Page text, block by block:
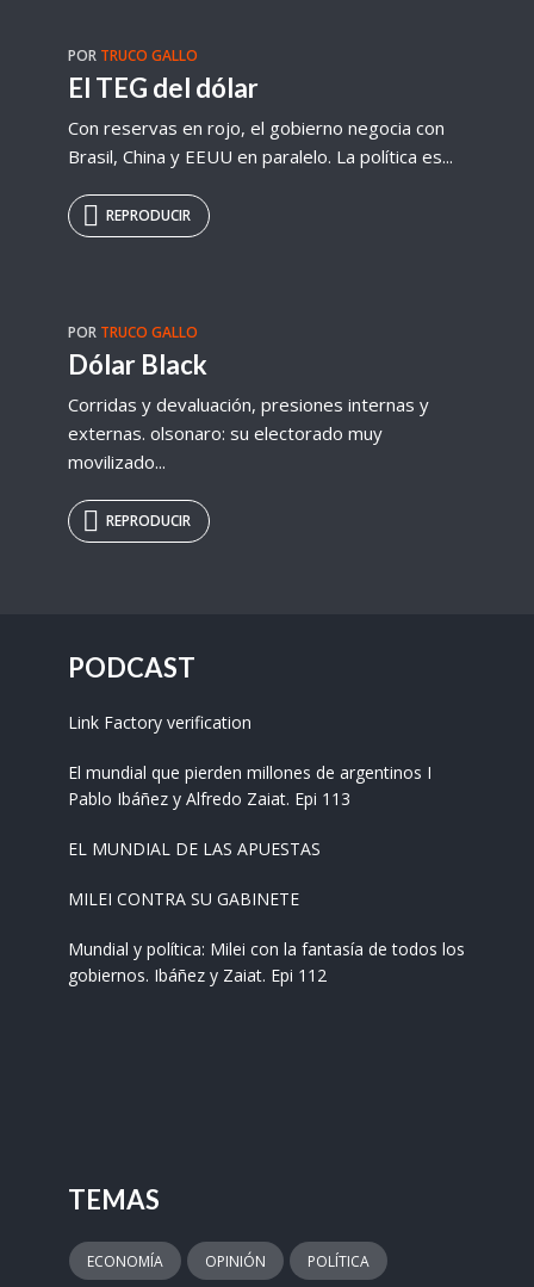
POR TRUCO GALLO
El TEG del dólar
Con reservas en rojo, el gobierno negocia con
Brasil, China y EEUU en paralelo. La política es...
REPRODUCIR
POR TRUCO GALLO
Dólar Black
Corridas y devaluación, presiones internas y
externas. olsonaro: su electorado muy
movilizado...
REPRODUCIR
PODCAST
Link Factory verification
El mundial que pierden millones de argentinos I
Pablo Ibáñez y Alfredo Zaiat. Epi 113
EL MUNDIAL DE LAS APUESTAS
MILEI CONTRA SU GABINETE
Mundial y política: Milei con la fantasía de todos los
gobiernos. Ibáñez y Zaiat. Epi 112
TEMAS
ECONOMÍA OPINIÓN POLÍTICA